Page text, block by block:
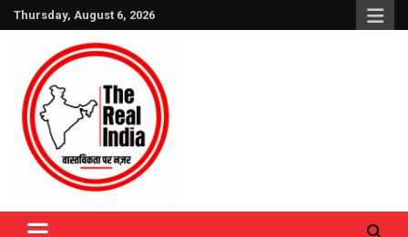
Skip
to
Thursday, August 6, 2026
The Real India